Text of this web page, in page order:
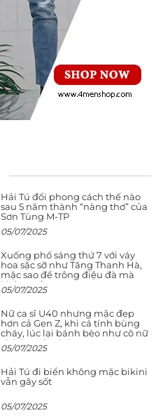
Hải Tú đổi phong cách thế nào
sau 5 năm thành “nàng thơ” của
Sơn Tùng M-TP
05/07/2025
Xuống phố sáng thứ 7 với váy
hoa sặc sỡ như Tăng Thanh Hà,
mặc sao để trông điệu đà mà
không sến
05/07/2025
Nữ ca sĩ U40 nhưng mặc đẹp
hơn cả Gen Z, khi cá tính bùng
cháy, lúc lại bánh bèo như cô nữ
chính ngôn tình
05/07/2025
Hải Tú đi biển không mặc bikini
vẫn gây sốt
05/07/2025